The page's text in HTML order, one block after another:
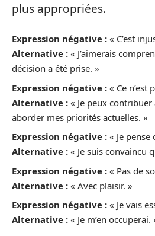
plus appropriées.
Expression négative : « C’est
Alternative : « J’aimerais
décision a été prise. »
Expression négative : « Ce n’est
Alternative : « Je peux
aborder mes priorités actuelles. »
Expression négative : « Je pense
Alternative : « Je suis convaincu
Expression négative : « Pas de
Alternative : « Avec plaisir. »
Expression négative : « Je vais
Alternative : « Je m’en occuperai.